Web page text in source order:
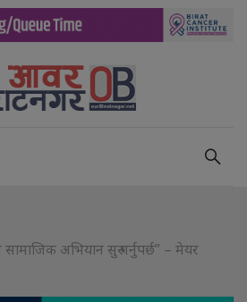
अभियान सुरु गर्नुपर्छ” – मेयर